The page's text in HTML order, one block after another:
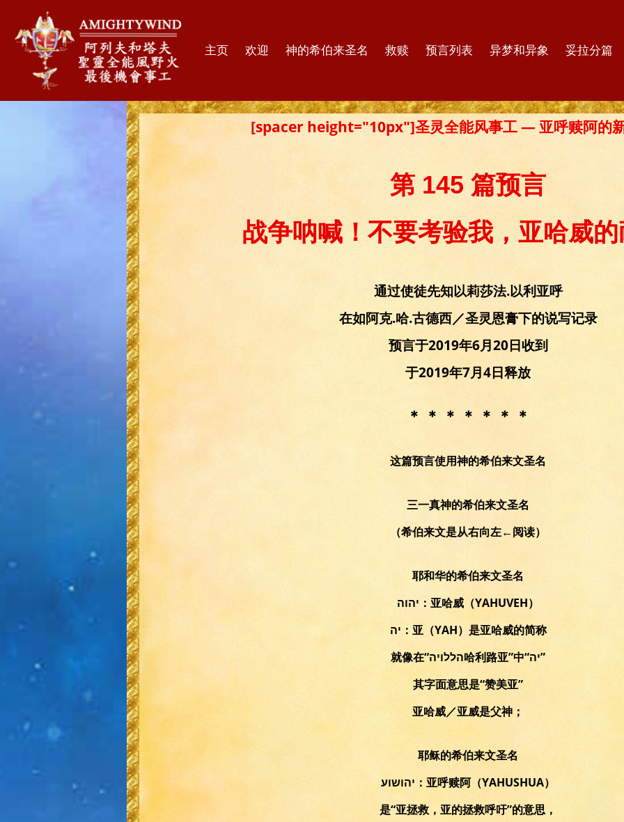
主页 欢迎 神的希伯来圣名 救赎 预言列表 异梦和异象 妥拉分篇
[spacer height="10px"]圣灵全能风事工 — 亚呼赎阿的
第 145 篇预言
战争呐喊！不要考验我，亚哈威
通过使徒先知以莉莎法.以利亚呼
在如阿克.哈.古德西／圣灵恩膏下的说写记录
预言于2019年6月20日收到
于2019年7月4日释放
＊ ＊ ＊ ＊ ＊ ＊ ＊
这篇预言使用神的希伯来文圣名
三一真神的希伯来文圣名
（希伯来文是从右向左←阅读）
耶和华的希伯来文圣名
יהוה：亚哈威（YAHUVEH）
יה：亚（YAH）是亚哈威的简称
就像在“הללויה哈利路亚”中“יה”
其字面意思是“赞美亚”
亚哈威／亚威是父神；
耶稣的希伯来文圣名
יהושוע：亚呼赎阿（YAHUSHUA）
是“亚拯救，亚的拯救呼吁”的意思，